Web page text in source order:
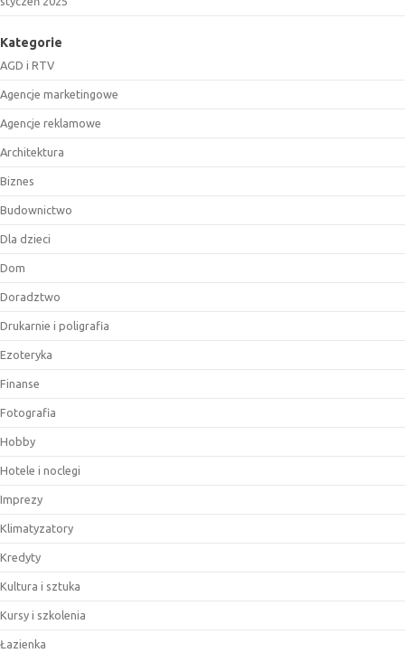
Kategorie
AGD i RTV
Agencje marketingowe
Agencje reklamowe
Architektura
Biznes
Budownictwo
Dla dzieci
Dom
Doradztwo
Drukarnie i poligrafia
Ezoteryka
Finanse
Fotografia
Hobby
Hotele i noclegi
Imprezy
Klimatyzatory
Kredyty
Kultura i sztuka
Kursy i szkolenia
Łazienka